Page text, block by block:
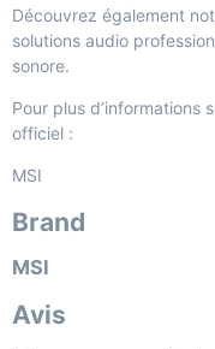
Découvrez également
solutions audio
sonore.
Pour plus d’informations
officiel :
MSI
Brand
MSI
Avis